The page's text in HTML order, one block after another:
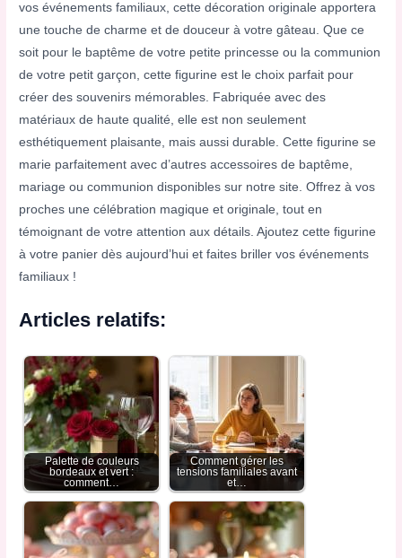
vos événements familiaux, cette décoration originale apportera
une touche de charme et de douceur à votre gâteau. Que ce
soit pour le baptême de votre petite princesse ou la communion
de votre petit garçon, cette figurine est le choix parfait pour
créer des souvenirs mémorables. Fabriquée avec des
matériaux de haute qualité, elle est non seulement
esthétiquement plaisante, mais aussi durable. Cette figurine se
marie parfaitement avec d’autres accessoires de baptême,
mariage ou communion disponibles sur notre site. Offrez à vos
proches une célébration magique et originale, tout en
témoignant de votre attention aux détails. Ajoutez cette figurine
à votre panier dès aujourd’hui et faites briller vos événements
familiaux !
Articles relatifs:
Palette de couleurs
bordeaux et vert :
comment…
Comment gérer les
tensions familiales avant
et…